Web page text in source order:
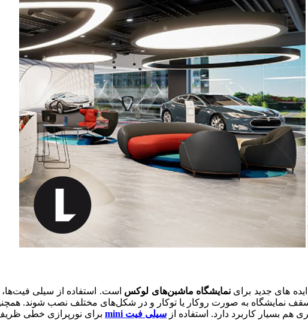
های جدید براینمایشگاه ماشبن‌های لوکس است. استفاده از سیلی
سقف نمایشگاه به صورت روکار یا توکار و در شکل‌های مختلف نصب شوند.
بسیار کاربرد دارد. استفاده از سیلی فیت mini برای نورپرازی خطی